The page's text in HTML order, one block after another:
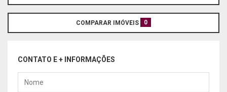
COMPARAR IMÓVEIS 0
CONTATO E + INFORMAÇÕES
Nome